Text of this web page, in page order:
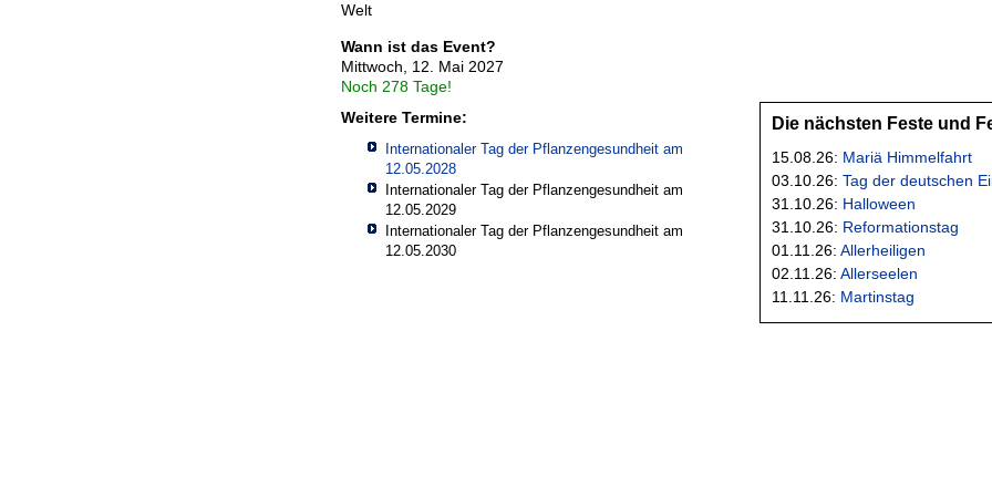
Welt
Wann ist das Event?
Mittwoch, 12. Mai 2027
Noch 278 Tage!
Weitere Termine:
Internationaler Tag der Pflanzengesundheit am
12.05.2028
Internationaler Tag der Pflanzengesundheit am
12.05.2029
Internationaler Tag der Pflanzengesundheit am
12.05.2030
Die nächsten Feste und
15.08.26: Mariä Himmelfahrt
03.10.26: Tag der deutschen
31.10.26: Halloween
31.10.26: Reformationstag
01.11.26: Allerheiligen
02.11.26: Allerseelen
11.11.26: Martinstag